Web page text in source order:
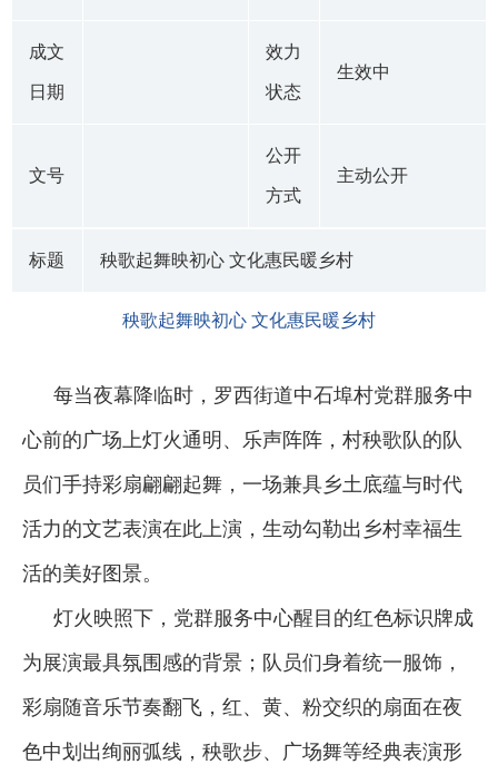
成文
日期
效力
状态
生效中
文号
公开
方式
主动公开
标题 秧歌起舞映初心 文化惠民暖乡村
秧歌起舞映初心 文化惠民暖乡村
每当夜幕降临时，罗西街道中石埠村党群服务中
心前的广场上灯火通明、乐声阵阵，村秧歌队的队
员们手持彩扇翩翩起舞，一场兼具乡土底蕴与时代
活力的文艺表演在此上演，生动勾勒出乡村幸福生
活的美好图景。
灯火映照下，党群服务中心醒目的红色标识牌成
为展演最具氛围感的背景；队员们身着统一服饰，
彩扇随音乐节奏翻飞，红、黄、粉交织的扇面在夜
色中划出绚丽弧线，秧歌步、广场舞等经典表演形